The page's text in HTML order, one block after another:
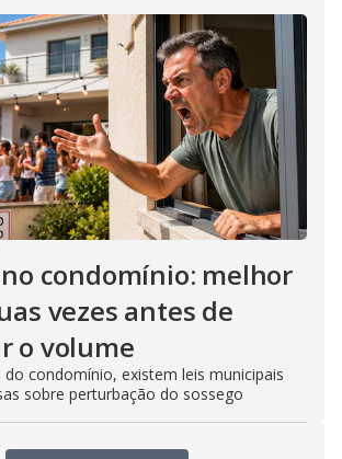
condomínio: melhor
vezes antes de
o volume
do condomínio, existem leis municipais
sobre perturbação do sossego